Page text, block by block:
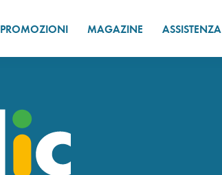
PROMOZIONI MAGAZINE ASSISTENZA